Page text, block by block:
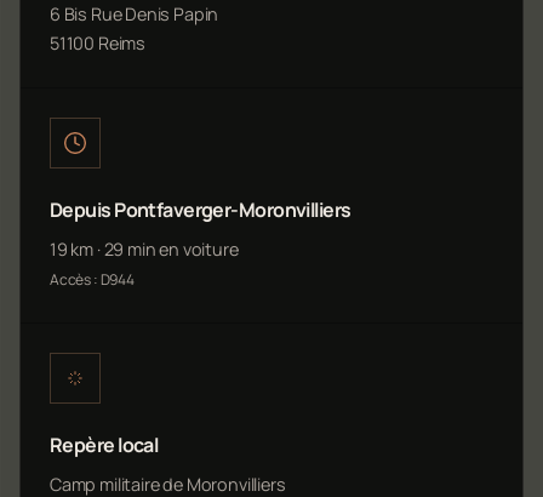
6 Bis Rue Denis Papin
51100 Reims
Depuis Pontfaverger-Moronvilliers
19 km · 29 min en voiture
Accès : D944
Repère local
Camp militaire de Moronvilliers